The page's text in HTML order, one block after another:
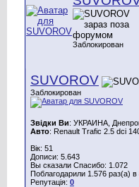
Заблокирован
SUVOROV
Заблокирован
Звідки Ви: УКРАИНА,
Авто: Renault Trafic 2.5 dci
Вік: 51
Дописи: 5.643
Вы сказали Спасибо: 1.072
Поблагодарили 1.576 раз(а)
Репутація: 0